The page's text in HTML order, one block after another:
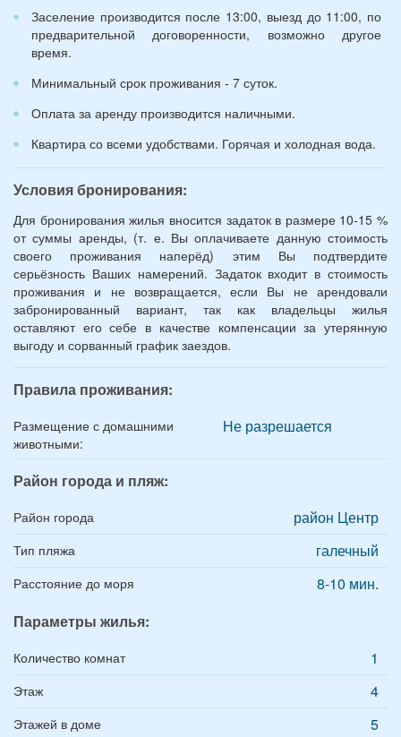
Заселение производится после 13:00, выезд до 11:00, по
предварительной договоренности, возможно другое
время.
Минимальный срок проживания - 7 суток.
Оплата за аренду производится наличными.
Квартира со всеми удобствами. Горячая и холодная вода.
Условия бронирования:
Для бронирования жилья вносится задаток в размере 10-15 %
от суммы аренды, (т. е. Вы оплачиваете данную стоимость
своего проживания наперёд) этим Вы подтвердите
серьёзность Ваших намерений. Задаток входит в стоимость
проживания и не возвращается, если Вы не арендовали
забронированный вариант, так как владельцы жилья
оставляют его себе в качестве компенсации за утерянную
выгоду и сорванный график заездов.
Правила проживания:
Размещение с домашними
животными:
Не разрешается
Район города и пляж:
Район города район Центр
Тип пляжа галечный
Расстояние до моря
8-10 мин.
Параметры жилья:
Количество комнат 1
Этаж 4
Этажей в доме 5